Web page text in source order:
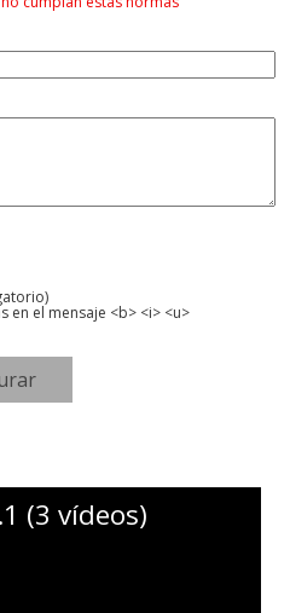
en el mensaje <b> <i> <u>
(3 vídeos)